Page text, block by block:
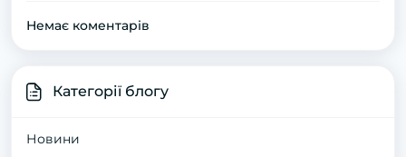
Немає коментарів
Категорії блогу
Новини